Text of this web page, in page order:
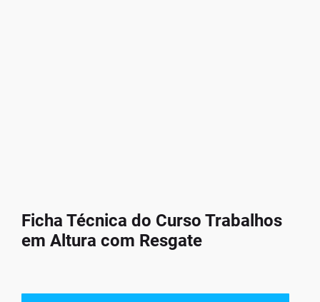
Ficha Técnica do Curso Trabalhos
em Altura com Resgate